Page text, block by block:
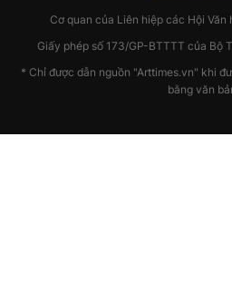
Cơ quan của Liên hiệp các Hội Văn
Giấy phép số 173/GP-BTTTT của Bộ
* Chỉ được dẫn nguồn "Arttimes.vn" khi
bằng văn